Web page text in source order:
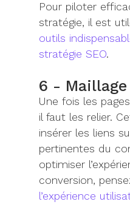
Pour piloter
stratégie, il est
outils
stratégie SEO.
6 -
Une fois les
il faut les relier.
insérerles liens
pertinentes du
optimiser
conversion,
l’expérience